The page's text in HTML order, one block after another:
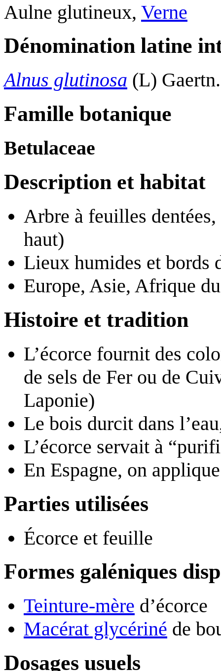
Aulne glutineux, Verne
Dénomination latine
Alnus glutinosa (L) Gaertn.
Famille botanique
Betulaceae
Description et habitat
Arbre à feuilles
haut)
Lieux humides et bords
Europe, Asie, Afrique
Histoire et tradition
L’écorce fournit des
de sels de Fer ou de
Laponie)
Le bois durcit dans
L’écorce servait à
En Espagne, on
Parties utilisées
Écorce et feuille
Formes galéniques
Teinture-mère d’écorce
Macérat glycériné de
Dosages usuels